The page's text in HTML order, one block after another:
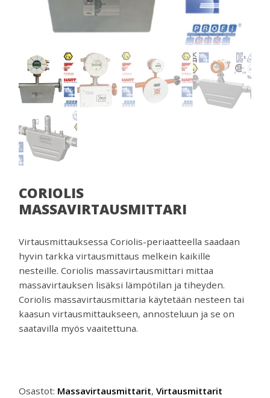
venttiilejä
CORIOLIS
MASSAVIRTAUSMITTARI
Virtausmittauksessa Coriolis-periaatteella saadaan
hyvin tarkka virtausmittaus melkein kaikille
nesteille. Coriolis massavirtausmittari mittaa
massavirtauksen lisäksi lämpötilan ja tiheyden.
Coriolis massavirtausmittaria käytetään nesteen tai
kaasun virtausmittaukseen, annosteluun ja se on
saatavilla myös vaaitettuna.
Osastot: Massavirtausmittarit,Virtausmittarit